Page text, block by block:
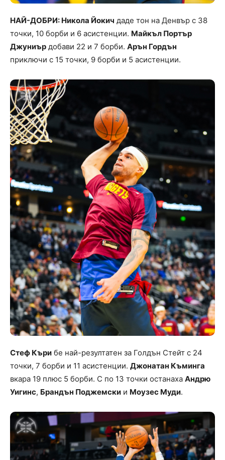
НАЙ-ДОБРИ: Никола Йокич даде тон на Денвър с 38
точки, 10 борби и 6 асистенции. Майкъл Портър
Джуниър добави 22 и 7 борби. Арън Гордън
приключи с 15 точки, 9 борби и 5 асистенции.
Стеф Къри бе най-резултатен за Голдън Стейт с 24
точки, 7 борби и 11 асистенции. Джонатан Къминга
вкара 19 плюс 5 борби. С по 13 точки останаха Андрю
Уигинс, Брандън Поджемски и Моузес Муди.